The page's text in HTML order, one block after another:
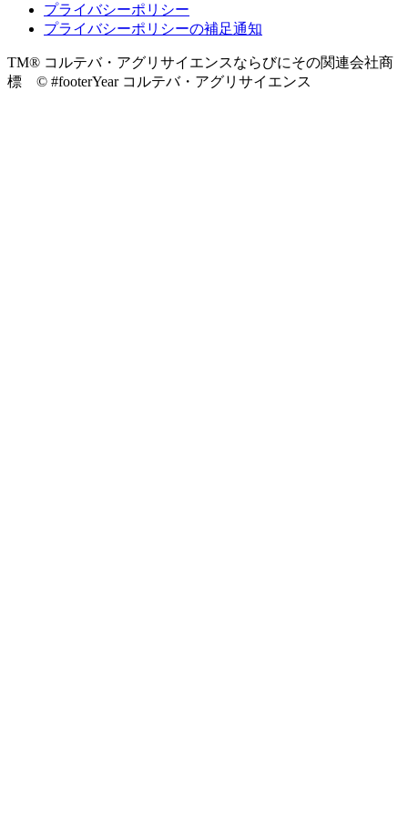
プライバシーポリシー
プライバシーポリシーの補足通知
TM® コルテバ・アグリサイエンスならびにその関連会社商
標 © #footerYear コルテバ・アグリサイエンス